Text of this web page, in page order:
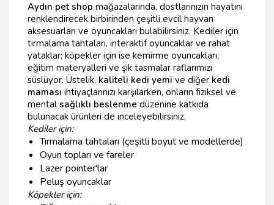
Aydın pet shop mağazalarında, dostlarınızın hayatını
renklendirecek birbirinden çeşitli evcil hayvan
aksesuarları ve oyuncakları bulabilirsiniz. Kediler için
tırmalama tahtaları, interaktif oyuncaklar ve rahat
yataklar; köpekler için ise kemirme oyuncakları,
eğitim materyalleri ve şık tasmalar raflarımızı
süslüyor. Üstelik, kaliteli kedi yemi ve diğer kedi
maması ihtiyaçlarınızı karşılarken, onların fiziksel ve
mental sağlıklı beslenme düzenine katkıda
bulunacak ürünleri de inceleyebilirsiniz.
Kediler için:
Tırmalama tahtaları (çeşitli boyut ve modellerde)
Oyun topları ve fareler
Lazer pointer'lar
Peluş oyuncaklar
Köpekler için: